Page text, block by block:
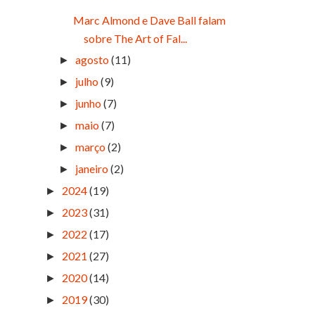
Marc Almond e Dave Ball falam
sobre The Art of Fal...
►agosto(11)
► julho(9)
► junho(7)
►maio(7)
►março(2)
► janeiro(2)
► 2024(19)
► 2023(31)
► 2022 (17)
► 2021 (27)
► 2020(14)
► 2019(30)